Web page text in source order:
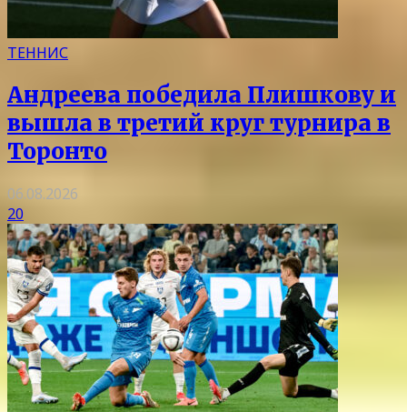
ТЕННИС
Андреева победила Плишкову и
вышла в третий круг турнира в
Торонто
06.08.2026
20